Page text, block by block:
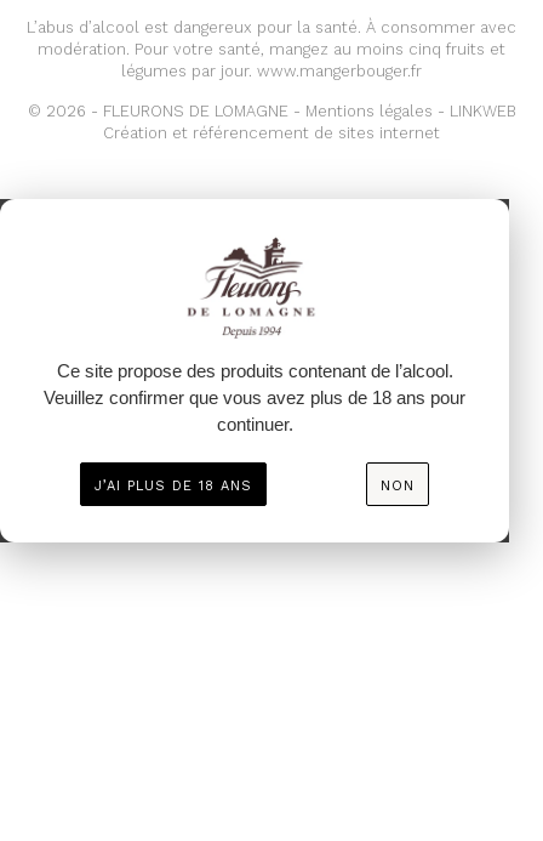
L’abus d’alcool est dangereux pour la santé. À consommer avec
modération. Pour votre santé, mangez au moins cinq fruits et
légumes par jour. www.mangerbouger.fr
© 2026 - FLEURONS DE LOMAGNE - Mentions légales - LINKWEB
Création et référencement de sites internet
Ce site propose des produits contenant de l’alcool.
Veuillez confirmer que vous avez plus de 18 ans pour
continuer.
J’AI PLUS DE 18 ANS NON